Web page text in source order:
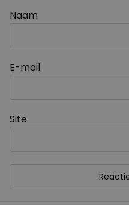
Naam
E-mail
Site